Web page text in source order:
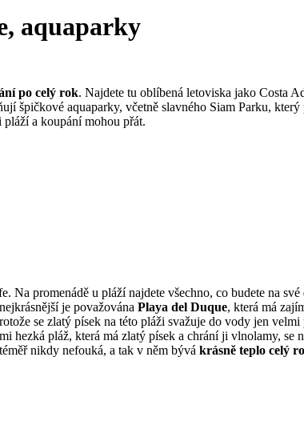
aquaparky
po celý rok. Najdete tu oblíbená letoviska jako Costa
špičkové aquaparky, včetně slavného Siam Parku,
a koupání mohou přát.
Na promenádě u pláží najdete všechno, co budete na
je považována Playa del Duque, která má
se zlatý písek na této pláži svažuje do vody jen
hezká pláž, která má zlatý písek a chrání ji vlnolamy, se
nikdy nefouká, a tak v něm bývá krásně teplo celý